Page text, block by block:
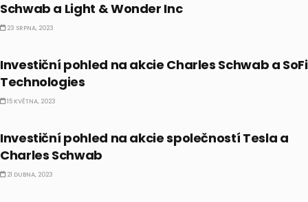
Schwab a Light & Wonder Inc
23 SRPNA, 2023
Investiční pohled na akcie Charles Schwab a SoFi
Technologies
15 KVĚTNA, 2023
Investiční pohled na akcie společností Tesla a
Charles Schwab
21 DUBNA, 2023